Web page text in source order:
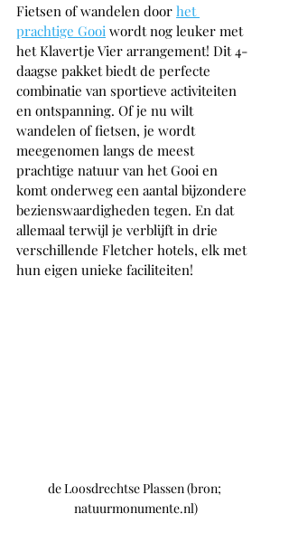
Fietsen of wandelen door het
prachtige Gooi wordt nog leuker met
het Klavertje Vier arrangement! Dit 4-
daagse pakket biedt de perfecte
combinatie van sportieve activiteiten
en ontspanning. Of je nu wilt
wandelen of fietsen, je wordt
meegenomen langs de meest
prachtige natuur van het Gooi en
komt onderweg een aantal bijzondere
bezienswaardigheden tegen. En dat
allemaal terwijl je verblijft in drie
verschillende Fletcher hotels, elk met
hun eigen unieke faciliteiten!
de Loosdrechtse Plassen (bron;
natuurmonumente.nl)